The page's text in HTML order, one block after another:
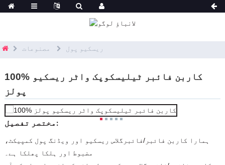
مصنوعات ریسکیو پول
100% کاربن فائبر ٹیلیسکوپک واٹر ریسکیو
پولز
مختصر تفصیل:
ہمارا کاربن فائبر/فائبرگلاس ریسکیو اور ویڈنگ پول کمپیکٹ،
مضبوط اور ہلکا پھلکا ہے۔